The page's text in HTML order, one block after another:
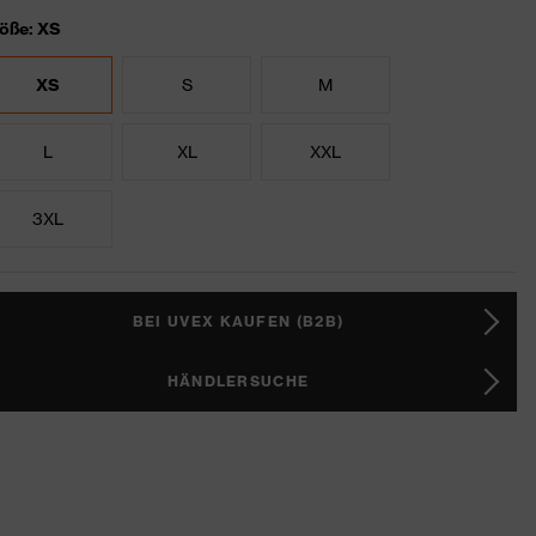
XS
XS S M
L XL XXL
3XL
BEI UVEX KAUFEN (B2B)
HÄNDLERSUCHE